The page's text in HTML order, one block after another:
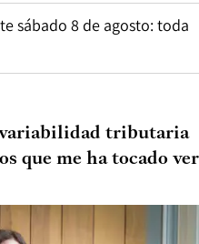
sábado 8 de agosto: toda
tributaria
que me ha tocado ver